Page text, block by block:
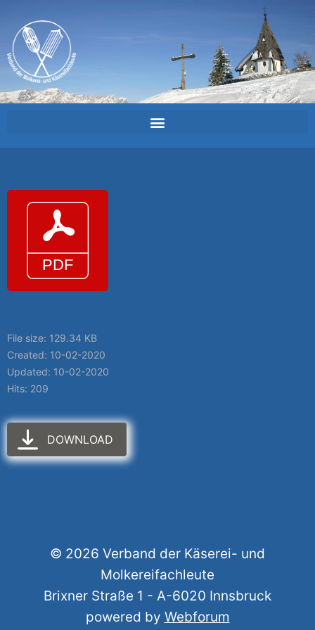
File size: 129.34 KB
Created: 10-02-2020
Updated: 10-02-2020
Hits: 209
DOWNLOAD
© 2026 Verband der Käserei- und
Molkereifachleute
Brixner Straße 1 - A-6020 Innsbruck
powered by Webforum